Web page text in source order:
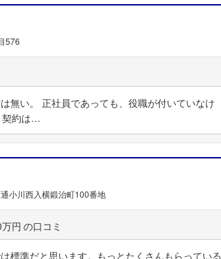
576
無い。 正社員であっても、役職が付いていなけ
契約は…
小川西入横鍛治町100番地
円
標準だと思います。もっとたくさんもらっている